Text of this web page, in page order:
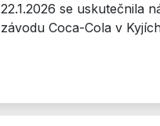
22.1.2026 se uskutečnila
závodu Coca-Cola v